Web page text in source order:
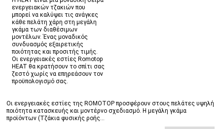
ενεργειακών τζακιών που
μπορεί να καλύψει τις ανάγκες
κάθε πελάτη χάρη στη μεγάλη
γκάμα των διαθέσιμων
μοντέλων. Ένας μοναδικός
συνδυασμός εξαιρετικής
ποιότητας και προσιτής τιμής.
Οι ενεργειακές εστίες Romotop
HEAT θα κρατήσουν το σπίτι σας
ζεστό χωρίς να επηρεάσουν τον
προϋπολογισμό σας.
Οι ενεργειακές εστίες της ROMOTOP προσφέρουν στους πελάτες υψηλή
ποιότητα κατασκευής και μοντέρνο σχεδιασμό. Η μεγάλη γκάμα
προϊόντων (Τζάκια φυσικής ροής...